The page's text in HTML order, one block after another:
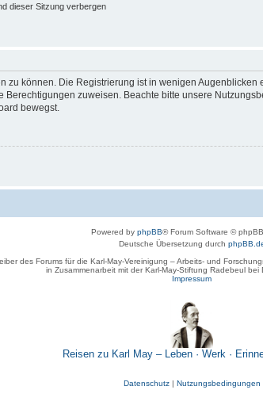
dieser Sitzung verbergen
zu können. Die Registrierung ist in wenigen
zuweisen. Beachte bitte unsere
bewegst.
Powered by phpBB® Forum Software ©
Deutsche Übersetzung durch
des Forums für die Karl-May-Vereinigung – Arbeits- und
in Zusammenarbeit mit der Karl-May-Stiftung Radebeul bei
Impressum
Reisen zu Karl May – Leben · Werk ·
Datenschutz| Nutzungsbedingungen